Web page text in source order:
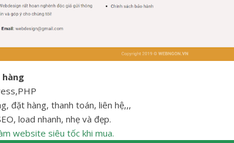
hàng
đặt hàng, thanh toán, liên hệ,,,
load nhanh, nhẹ và đẹp.
website siêu tốc khi mua.